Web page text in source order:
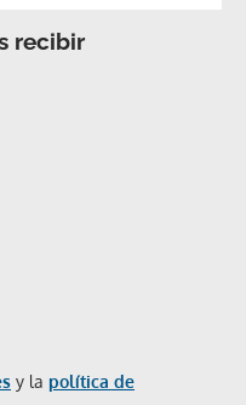
recibir
y la política de